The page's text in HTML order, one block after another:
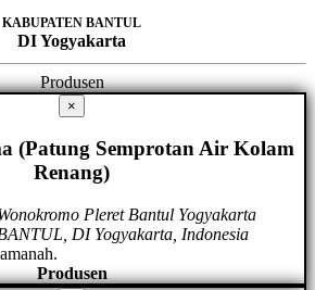
KABUPATEN BANTUL
DI Yogyakarta
Produsen
×
(Patung Semprotan Air Kolam
Renang)
Pleret Bantul Yogyakarta
DI Yogyakarta, Indonesia
Produsen